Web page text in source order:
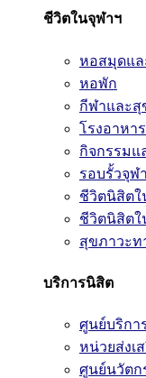
ชีวิตในจุฬาฯ
หอสมุดแล
หอพัก
กีฬาและ
โรงอาหา
กิจกรรมแ
รอบรั้วจุฬ
ชีวิตนิสิตใ
ชีวิตนิสิตใ
สุขภาวะท
บริการนิสิต
ศูนย์บริกา
หน่วยส่งเ
ศูนย์นวัตก